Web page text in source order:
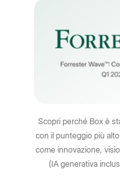
Scopri perché Box è
con il punteggio più
come innovazione,
(IA generativa